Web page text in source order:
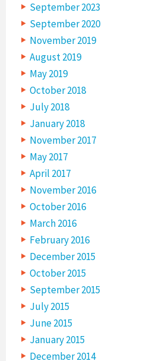
September 2023
September 2020
November 2019
August 2019
May 2019
October 2018
July 2018
January 2018
November 2017
May 2017
April 2017
November 2016
October 2016
March 2016
February 2016
December 2015
October 2015
September 2015
July 2015
June 2015
January 2015
December 2014